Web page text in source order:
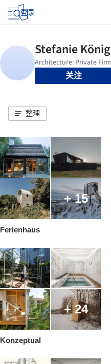
登录
关注
整理
+ 15
Ferienhaus
+ 24
Konzeptual